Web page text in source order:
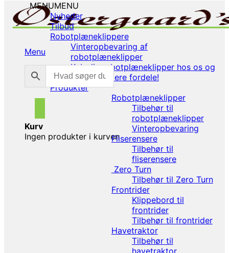
Menu
Kurv
Ingen produkter i kurven
MENUMENU
Nyheder
Tilbud
Robotplæneklippere
Vinteropbevaring af
robotplæneklipper
Køb din robotplæneklipper hos os og
få mange flere fordele!
Produkter
Robotplæneklipper
Tilbehør til
robotplæneklipper
Vinteropbevaring
Fliserensere
Tilbehør til
fliserensere
Zero Turn
Tilbehør til Zero Turn
Frontrider
Klippebord til
frontrider
Tilbehør til frontrider
Havetraktor
Tilbehør til
havetraktor